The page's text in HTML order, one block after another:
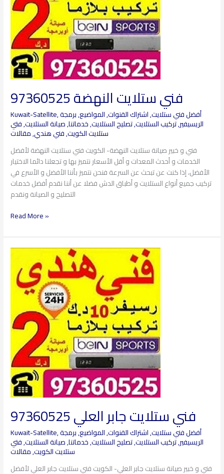
فني ستلايت النهضة 97360525
Kuwait-Satellite, أفضل فني ستلايت,اشتراك القنوات,المواضيع,برمجة
الريسيفير,تركيب الستلايت,تصليح الستلايت,خدماتنا,صيانة الستلايت,فتي
ستلايت الكويت,فني هندي,مقالات
فني و خبير صيانة ستلايت النهضة- الكويت فني ستلايت النهضة لأفضل
الخدمات و أحدث المعدات و أقل الأسعار نتميز بها و تجعلنا دائما الاختيار
الأفضل، إذا كنت عن تبحث عن السرعة فنحن نتميز بأننا الأفضل و الأسرع في
تركيب جميع أنواع الستلايت و أطباق الدش فضلا عن أننا نقدم أفضل خدمات
التصليح و الصيانة ونقدم
Read More »
فني ستلايت جابر العلي 97360525
Kuwait-Satellite, أفضل فني ستلايت,اشتراك القنوات,المواضيع,برمجة
الريسيفير,تركيب الستلايت,تصليح الستلايت,خدماتنا,صيانة الستلايت,فتي
ستلايت الكويت,مقالات
فني و خبير صيانة ستلايت جابر العلي- الكويت فني ستلايت جابر العلي لأفضل
فني
ستلايت
جابر
العلي
97360525